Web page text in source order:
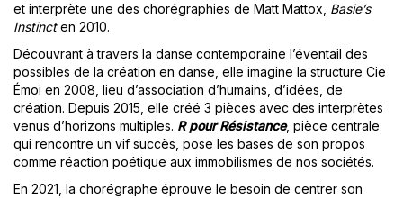
et interprète une des chorégraphies de Matt Mattox, Basie’s
Instincten 2010.
Découvrant à travers la danse contemporaine l’éventail des
possibles de la création en danse, elle imagine la structure Cie
Émoi en 2008, lieu d’association d’humains, d’idées, de
création. Depuis 2015, elle créé 3 pièces avec des interprètes
venus d’horizons multiples. R pour Résistance, pièce centrale
qui rencontre un vif succès, pose les bases de son propos
comme réaction poétique aux immobilismes de nos sociétés.
En 2021, la chorégraphe éprouve le besoin de centrer son